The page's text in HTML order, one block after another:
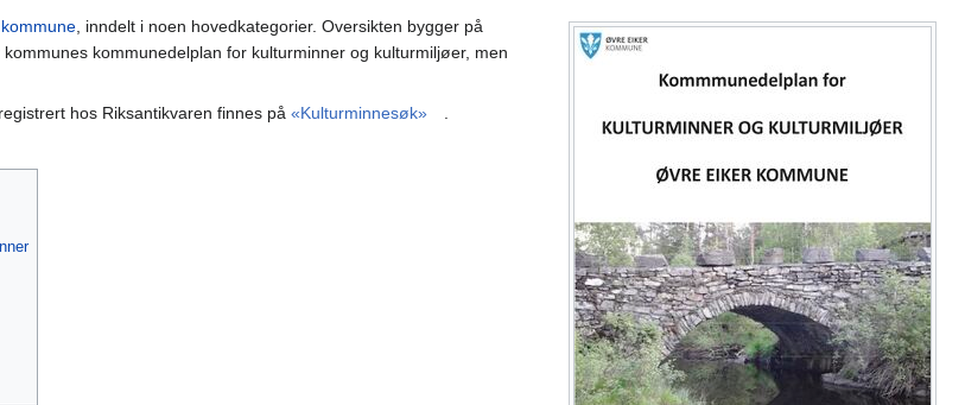
, inndelt i noen hovedkategorier. Oversikten bygger på
kommunedelplan for kulturminner og kulturmiljøer, men
hos Riksantikvaren finnes på «Kulturminnesøk»